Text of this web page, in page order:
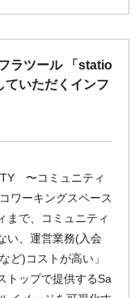
ラツール 「statio
ていただくインフ
〜コミュニティ
ワーキングスペース
まで、コミュニティ
い、運営業務(入会
ど)コストが高い」
トップで提供するSa